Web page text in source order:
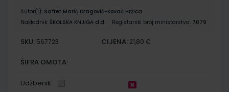
Autor(i): Safret Marić Dragović-Kovač Hržica
Nakladnik: ŠKOLSKA KNJIGA d.d. Registarski broj ministarstva: 7079
SKU: 567723 CIJENA: 21,80 €
ŠIFRA OMOTA:
Udžbenik